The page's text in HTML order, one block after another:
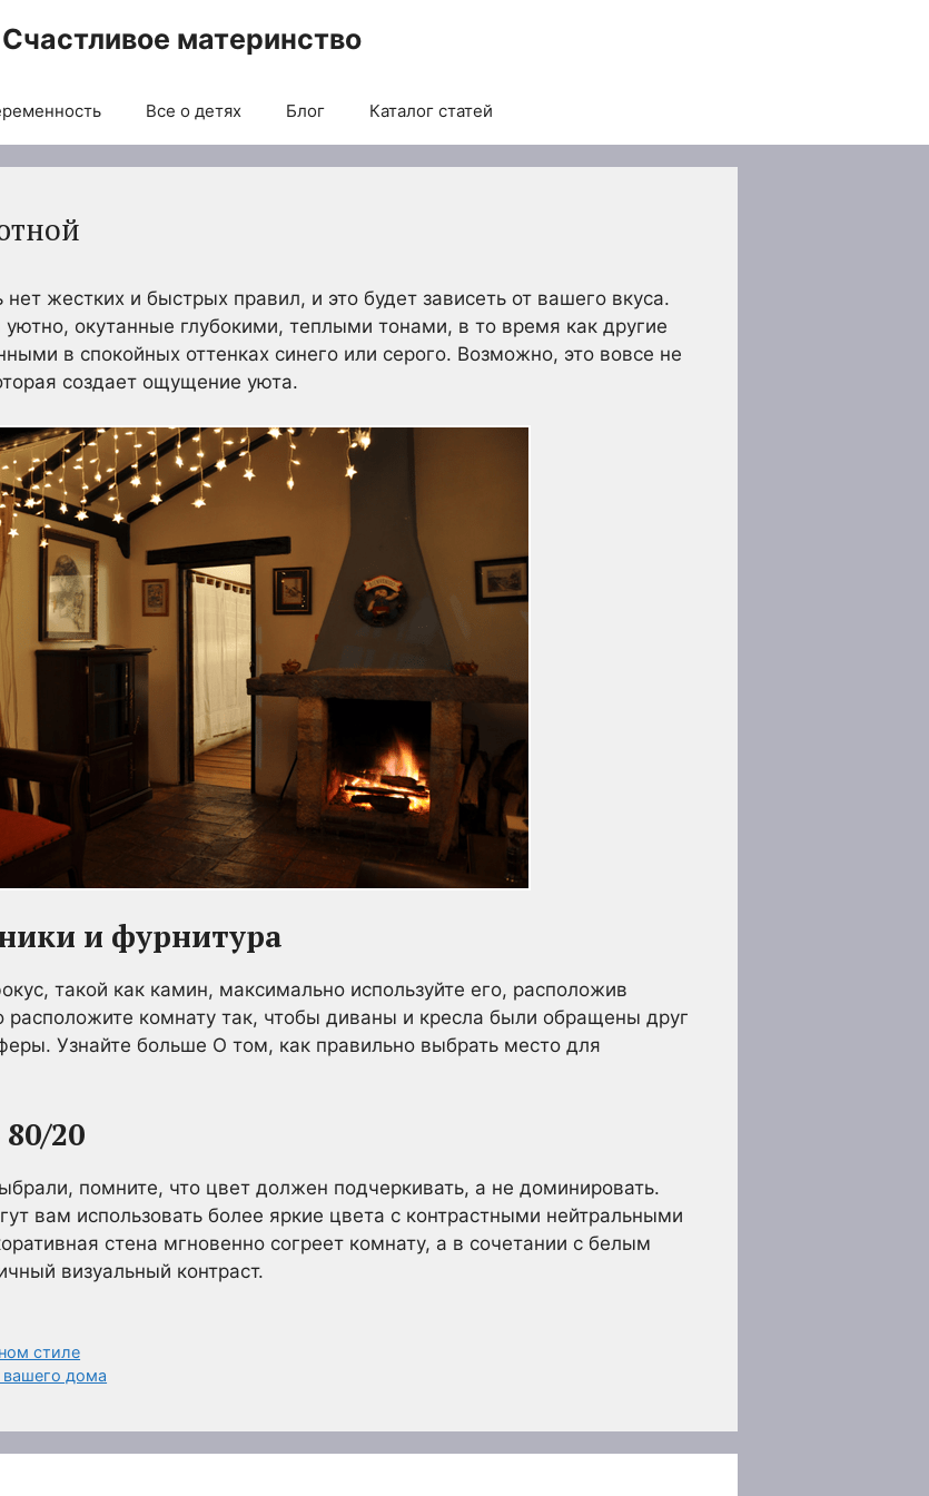
Счастливое материнство
Все о детях Блог Каталог статей
жестких и быстрых правил, и это будет зависеть от вашего вкуса.
уютно, окутанные глубокими, теплыми тонами, в то время как другие
в спокойных оттенках синего или серого. Возможно, это вовсе не
создает ощущение уюта.
и фурнитура
такой как камин, максимально используйте его, расположив
расположите комнату так, чтобы диваны и кресла были обращены друг
Узнайте больше О том, как правильно выбрать место для
20
помните, что цвет должен подчеркивать, а не доминировать.
вам использовать более яркие цвета с контрастными нейтральными
стена мгновенно согреет комнату, а в сочетании с белым
визуальный контраст.
стиле
дома